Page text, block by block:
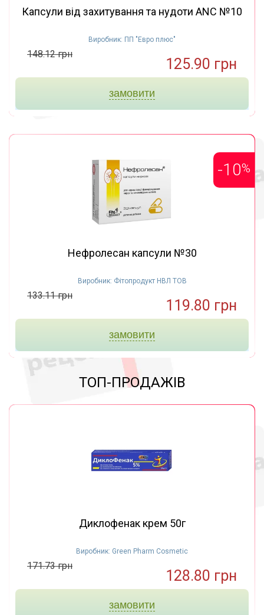
Капсули від захитування та нудоти ANC №10
Виробник: ПП "Евро плюс"
148.12 грн
125.90 грн
замовити
-10%
Нефролесан капсули №30
Виробник: Фітопродукт НВЛ ТОВ
133.11 грн
119.80 грн
замовити
ТОП-ПРОДАЖІВ
Диклофенак крем 50г
Виробник: Green Pharm Cosmetic
171.73 грн
128.80 грн
замовити